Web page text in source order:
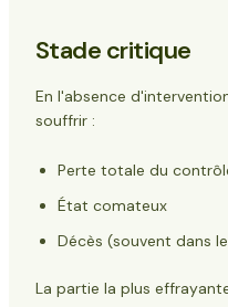
Stade critique
En l'absence
souffrir :
Perte totale du
État comateux
Décès (souvent dans
La partie la plus